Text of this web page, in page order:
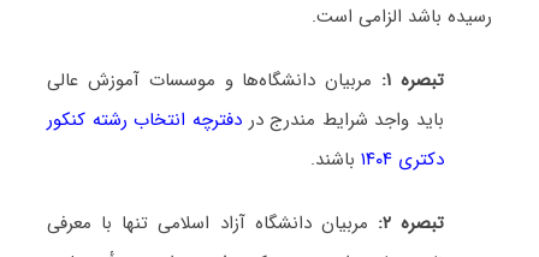
رسیده باشد الزامی است.
تبصره ۱:
مربیان دانشگاه‌ها و موسسات آموزش عالی
باید واجد شرایط مندرج دردفترچه انتخاب رشته کنکور
دکتری ۱۴۰۴
باشند.
تبصره ۲:
مربیان دانشگاه آزاد اسلامی تنها با معرفی